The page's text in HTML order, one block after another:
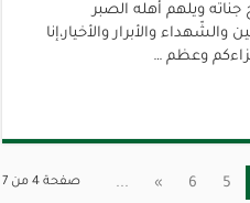
ويلهم أهله الصبر
والأبرار والأخيار،إنا
وعظم …
صفحة 4 من 7 5
6
»
...